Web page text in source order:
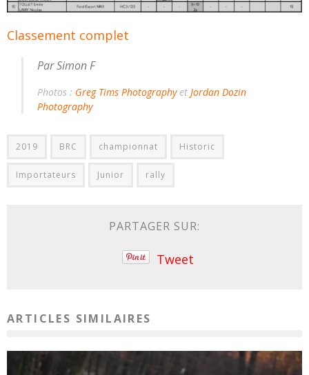
Classement complet
Par Simon F
Photos : Greg Tims PhotographyetJordan Dozin
Photography
2019 BRC championnat Historic
Importateurs Junior rally
PARTAGER SUR:
Tweet
ARTICLES SIMILAIRES